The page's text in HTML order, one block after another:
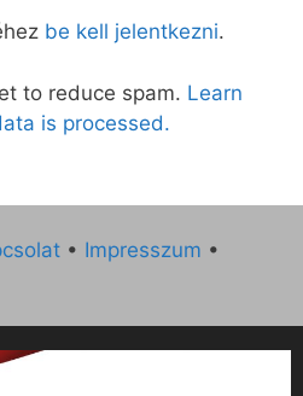
be kell jelentkezni.
to reduce spam. Learn
is processed.
• Impresszum •